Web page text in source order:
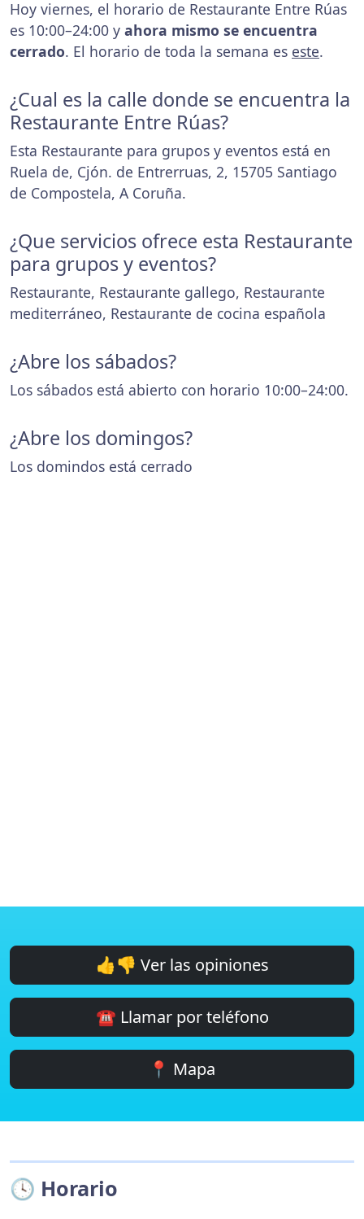
Hoy viernes, el horario de Restaurante Entre Rúas
es 10:00–24:00 y ahora mismo se encuentra
cerrado. El horario de toda la semana es este.
¿Cual es la calle donde se encuentra la
Restaurante Entre Rúas?
Esta Restaurante para grupos y eventos está en
Ruela de, Cjón. de Entrerruas, 2, 15705 Santiago
de Compostela, A Coruña.
¿Que servicios ofrece esta Restaurante
para grupos y eventos?
Restaurante, Restaurante gallego, Restaurante
mediterráneo, Restaurante de cocina española
¿Abre los sábados?
Los sábados está abierto con horario 10:00–24:00.
¿Abre los domingos?
Los domindos está cerrado
👍👎 Ver las opiniones
☎️ Llamar por teléfono
📍 Mapa
🕓 Horario